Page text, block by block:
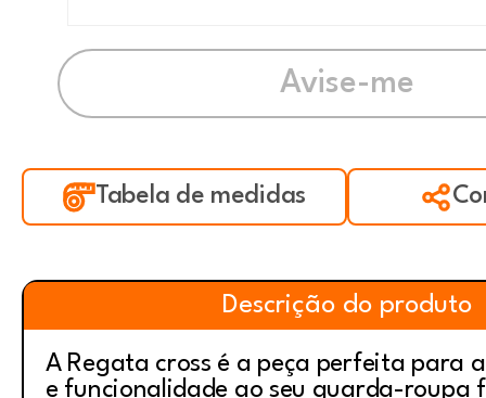
Tabela de medidas
Descrição do produto
A Regata cross é a peça perfeita para
e funcionalidade ao seu guarda-roupa